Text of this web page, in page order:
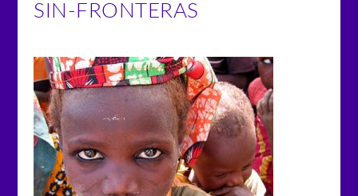
SIN-FRONTERAS